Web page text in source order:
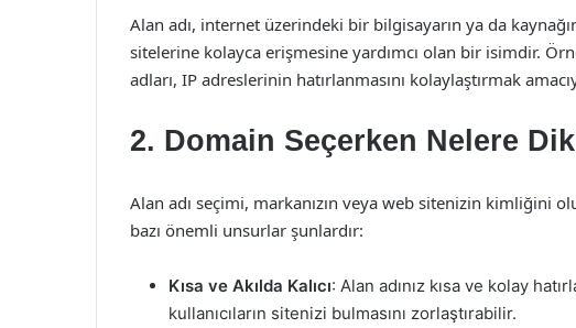
Alan adı, internet üzerindeki bir bilgisayarın ya da
sitelerine kolayca erişmesine yardımcı olan bir isimdir.
adları, IP adreslerinin hatırlanmasını kolaylaştırmak
2. Domain Seçerken Nelere
Alan adı seçimi, markanızın veya web sitenizin kimliğini
bazı önemli unsurlar şunlardır:
Kısa ve Akılda Kalıcı: Alan adınız kısa ve kolay
kullanıcıların sitenizi bulmasını zorlaştırabilir.